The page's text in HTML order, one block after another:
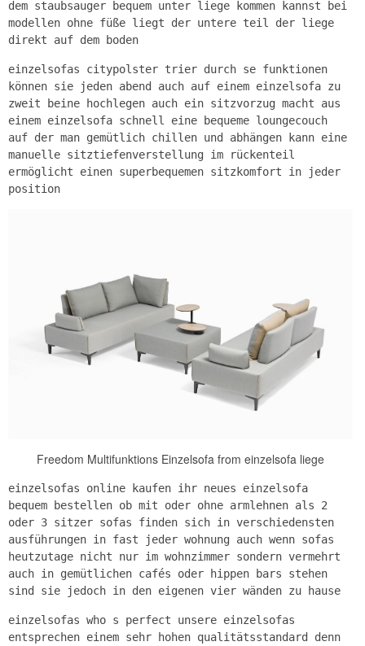
dem staubsauger bequem unter liege kommen kannst bei
modellen ohne füße liegt der untere teil der liege
direkt auf dem boden
einzelsofas citypolster trier durch se funktionen
können sie jeden abend auch auf einem einzelsofa zu
zweit beine hochlegen auch ein sitzvorzug macht aus
einem einzelsofa schnell eine bequeme loungecouch
auf der man gemütlich chillen und abhängen kann eine
manuelle sitztiefenverstellung im rückenteil
ermöglicht einen superbequemen sitzkomfort in jeder
position
Freedom Multifunktions Einzelsofa from einzelsofa liege
einzelsofas online kaufen ihr neues einzelsofa
bequem bestellen ob mit oder ohne armlehnen als 2
oder 3 sitzer sofas finden sich in verschiedensten
ausführungen in fast jeder wohnung auch wenn sofas
heutzutage nicht nur im wohnzimmer sondern vermehrt
auch in gemütlichen cafés oder hippen bars stehen
sind sie jedoch in den eigenen vier wänden zu hause
einzelsofas who s perfect unsere einzelsofas
entsprechen einem sehr hohen qualitätsstandard denn